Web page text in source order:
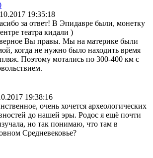
19:35:18
за ответ! В Эпидавре были, монетку
театра кидали )
Вы правы. Мы на материке были
когда не нужно было находить время
Поэтому мотались по 300-400 км с
19:38:16
очень хочется археологических
до нашей эры. Родос я ещё почти
но так понимаю, что там в
Средневековье?